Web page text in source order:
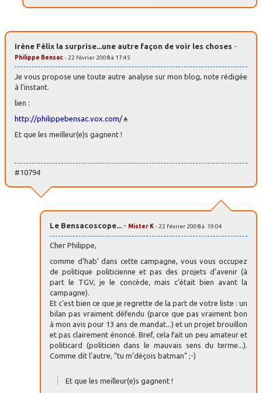
Irène Félix la surprise...une autre façon de voir les choses -
Philippe Bensac - 22 février 2008 à 17:45
Je vous propose une toute autre analyse sur mon blog, note rédigée
à l’instant.
lien :
http://philippebensac.vox.com/
Et que les meilleur(e)s gagnent !
#10794
Le Bensacoscope... - Mister K - 22 février 2008 à 19:04
Cher Philippe,
comme d’hab’ dans cette campagne, vous vous occupez
de politique politicienne et pas des projets d’avenir (à
part le TGV, je le concède, mais c’était bien avant la
campagne).
Et c’est bien ce que je regrette de la part de votre liste : un
bilan pas vraiment défendu (parce que pas vraiment bon
à mon avis pour 13 ans de mandat...) et un projet brouillon
et pas clairement énoncé. Bref, cela fait un peu amateur et
politicard (politicien dans le mauvais sens du terme...).
Comme dit l’autre, "tu m’déçois batman" ;-)
Et que les meilleur(e)s gagnent !